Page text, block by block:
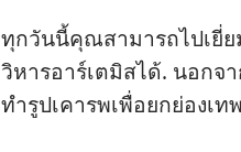
ทุก​วัน​นี้​คุณ​สามารถ​ไป​เยี่ย
วิหาร​อาร์เตมิส​ได้. นอก​จ
ทำ​รูป​เคารพ​เพื่อ​ยกย่อง​เ